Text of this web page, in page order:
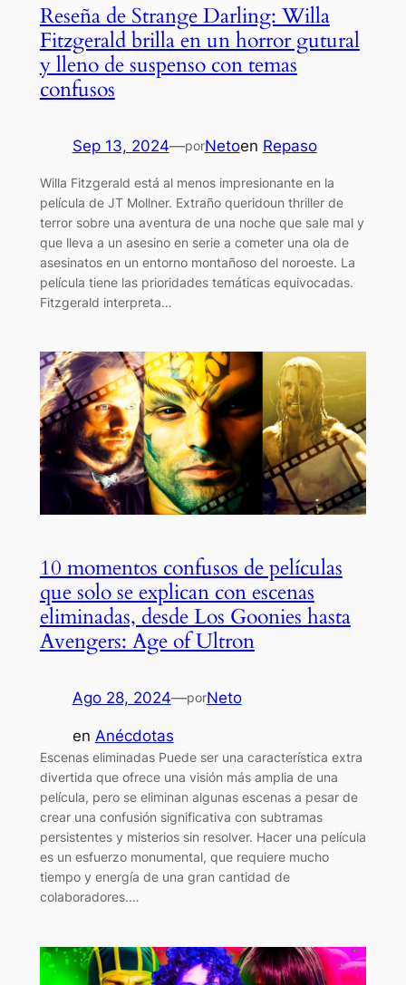
Reseña de Strange Darling: Willa
Fitzgerald brilla en un horror gutural
y lleno de suspenso con temas
confusos
Sep 13, 2024—porNetoen Repaso
Willa Fitzgerald está al menos impresionante en la
película de JT Mollner. Extraño queridoun thriller de
terror sobre una aventura de una noche que sale mal y
que lleva a un asesino en serie a cometer una ola de
asesinatos en un entorno montañoso del noroeste. La
película tiene las prioridades temáticas equivocadas.
Fitzgerald interpreta…
10 momentos confusos de películas
que solo se explican con escenas
eliminadas, desde Los Goonies hasta
Avengers: Age of Ultron
Ago 28, 2024—porNeto
en Anécdotas
Escenas eliminadas Puede ser una característica extra
divertida que ofrece una visión más amplia de una
película, pero se eliminan algunas escenas a pesar de
crear una confusión significativa con subtramas
persistentes y misterios sin resolver. Hacer una película
es un esfuerzo monumental, que requiere mucho
tiempo y energía de una gran cantidad de
colaboradores.…